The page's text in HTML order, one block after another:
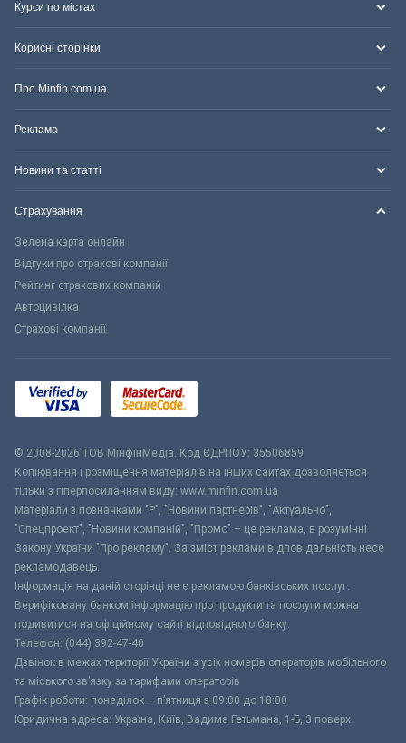
Курси по містах
Корисні сторінки
Про Minfin.com.ua
Реклама
Новини та статті
Страхування
Зелена карта онлайн
Відгуки про страхові компанії
Рейтинг страхових компаній
Автоцивілка
Страхові компанії
© 2008-2026 ТОВ МiнфiнМедiа. Код ЄДРПОУ: 35506859
Копіювання і розміщення матеріалів на інших сайтах дозволяється
тільки з гіперпосиланням виду: www.minfin.com.ua
Матеріали з позначками "Р", "Новини партнерів", "Актуально",
"Спецпроект", "Новини компаній", "Промо" – це реклама, в розумінні
Закону України "Про рекламу". За зміст реклами відповідальність несе
рекламодавець.
Інформація на даній сторінці не є рекламою банківських послуг.
Верифіковану банком інформацію про продукти та послуги можна
подивитися на офіційному сайті відповідного банку.
Телефон: (044) 392-47-40
Дзвінок в межах території України з усіх номерів операторів мобільного
та міського зв’язку за тарифами операторів
Графік роботи: понеділок – п’ятниця з 09:00 до 18:00
Юридична адреса: Україна, Київ, Вадима Гетьмана, 1-Б, 3 поверх